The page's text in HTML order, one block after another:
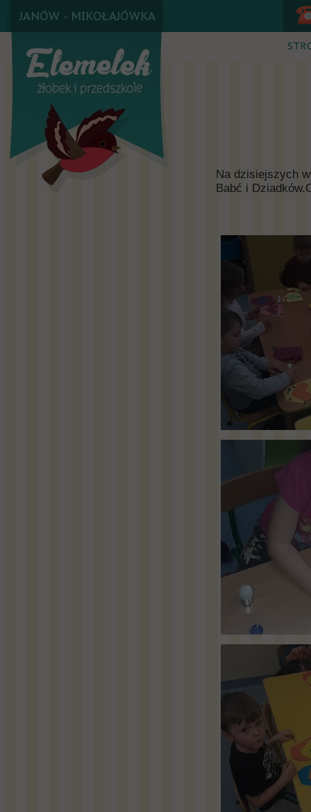
JANÓW - MIKOŁAJÓWKA
Na dzisiejszych
Babć i